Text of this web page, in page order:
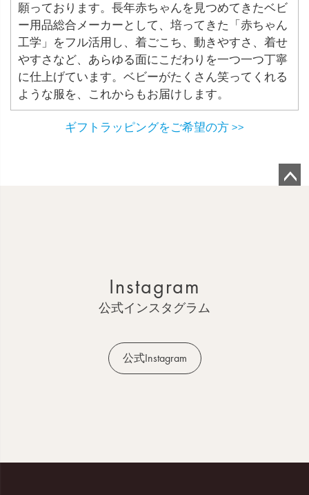
願っております。長年赤ちゃんを見つめてきたベビ
ー用品総合メーカーとして、培ってきた「赤ちゃん
工学」をフル活用し、着ごこち、動きやすさ、着せ
やすさなど、あらゆる面にこだわりを一つ一つ丁寧
に仕上げています。ベビーがたくさん笑ってくれる
ような服を、これからもお届けします。
ギフトラッピングをご希望の方 >>
Instagram
公式インスタグラム
公式Instagram